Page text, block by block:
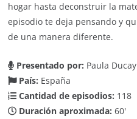
hogar hasta deconstruir la
episodio te deja pensando y
de una manera diferente.
Presentado por: Paula
País: España
Cantidad de episodios: 118
Duración aproximada: 60'